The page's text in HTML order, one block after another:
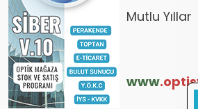
Mutlu Yıllar
www